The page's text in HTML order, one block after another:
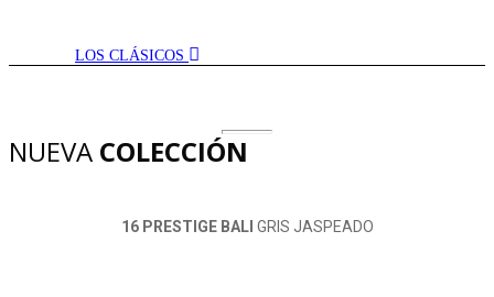
LOS CLÁSICOS
NUEVA COLECCIÓN
16 PRESTIGE BALI GRIS JASPEADO